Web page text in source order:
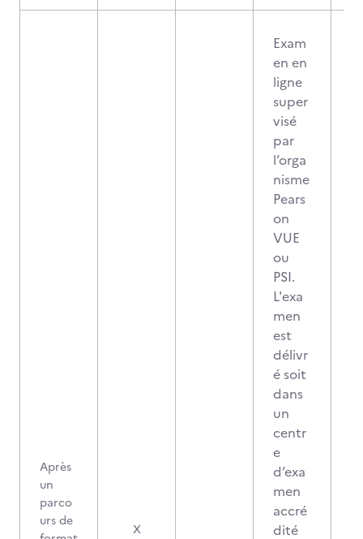
Après
un
parco
urs de
X
Exam
en en
ligne
super
visé
par
l’orga
nisme
Pears
on
VUE
ou
PSI.
L'exa
men
est
délivr
é soit
dans
un
centr
e
d’exa
men
accré
dité